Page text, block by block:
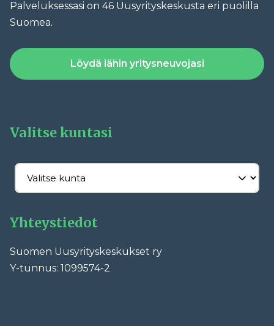
Palveluksessasi on 46 Uusyrityskeskusta eri puolilla
Suomea.
Löydä lähin yritysneuvojasi
Valitse kuntasi
Yhteystiedot
Suomen Uusyrityskeskukset ry
Y-tunnus: 1099574-2